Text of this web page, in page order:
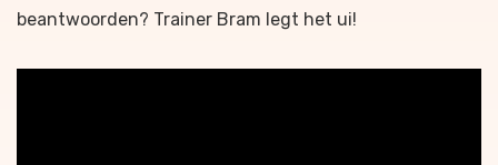
beantwoorden? Trainer Bram legt het ui!